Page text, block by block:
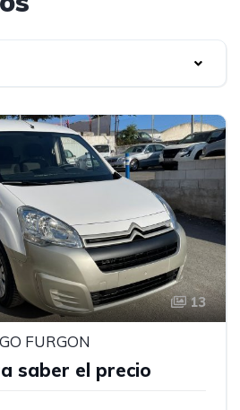
13
FURGON
saber el precio